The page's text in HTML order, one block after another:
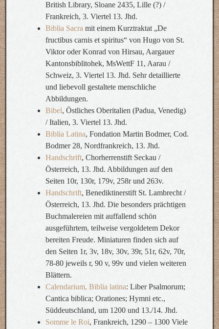
British Library, Sloane 2435, Lille (?) /
Frankreich, 3. Viertel 13. Jhd.
Biblia Sacra mit einem Kurztraktat „De
fructibus carnis et spiritus“ von Hugo von St.
Viktor oder Konrad von Hirsau, Aargauer
Kantonsbiblitohek, MsWettF 11, Aarau /
Schweiz, 3. Viertel 13. Jhd. Sehr detaillierte
und liebevoll gestaltete menschliche
Abbildungen.
Bibel, Östliches Oberitalien (Padua, Venedig)
/ Italien, 3. Viertel 13. Jhd.
Biblia Latina, Fondation Martin Bodmer, Cod.
Bodmer 28, Nordfrankreich, 13. Jhd.
Handschrift, Chorherrenstift Seckau /
Österreich, 13. Jhd. Abbildungen auf den
Seiten 10r, 130r, 179v, 258r und 263v.
Handschrift, Benediktinerstift St. Lambrecht /
Österreich, 13. Jhd. Die besonders prächtigen
Buchmalereien mit auffallend schön
ausgeführtem, teilweise vergoldetem Dekor
bereiten Freude. Miniaturen finden sich auf
den Seiten 1r, 3v, 18v, 30v, 39r, 51r, 62v, 70r,
78-80 jeweils r, 90 v, 99v und vielen weiteren
Blättern.
Calendarium, Biblia latina: Liber Psalmorum;
Cantica biblica; Orationes; Hymni etc.,
Süddeutschland, um 1200 und 13./14. Jhd.
Somme le Roi, Frankreich, 1290 – 1300 Viele